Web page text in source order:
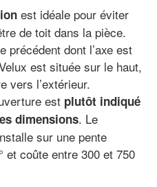
est idéale pour éviter
de toit dans la pièce.
précédent dont l’axe est
est située sur le haut,
vers l’extérieur.
est plutôt indiqué
dimensions. Le
sur une pente
et coûte entre 300 et 750